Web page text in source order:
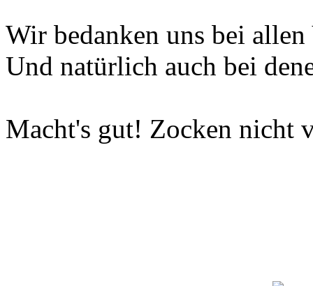
Wir bedanken uns bei
Und natürlich auch bei
Macht's gut! Zocken nicht